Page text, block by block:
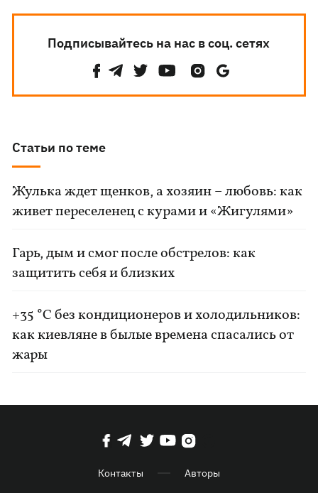
Подписывайтесь на нас в соц. сетях
Статьи по теме
Жулька ждет щенков, а хозяин – любовь: как
живет переселенец с курами и «Жигулями»
Гарь, дым и смог после обстрелов: как
защитить себя и близких
+35 °C без кондиционеров и холодильников:
как киевляне в былые времена спасались от
жары
Контакты Авторы